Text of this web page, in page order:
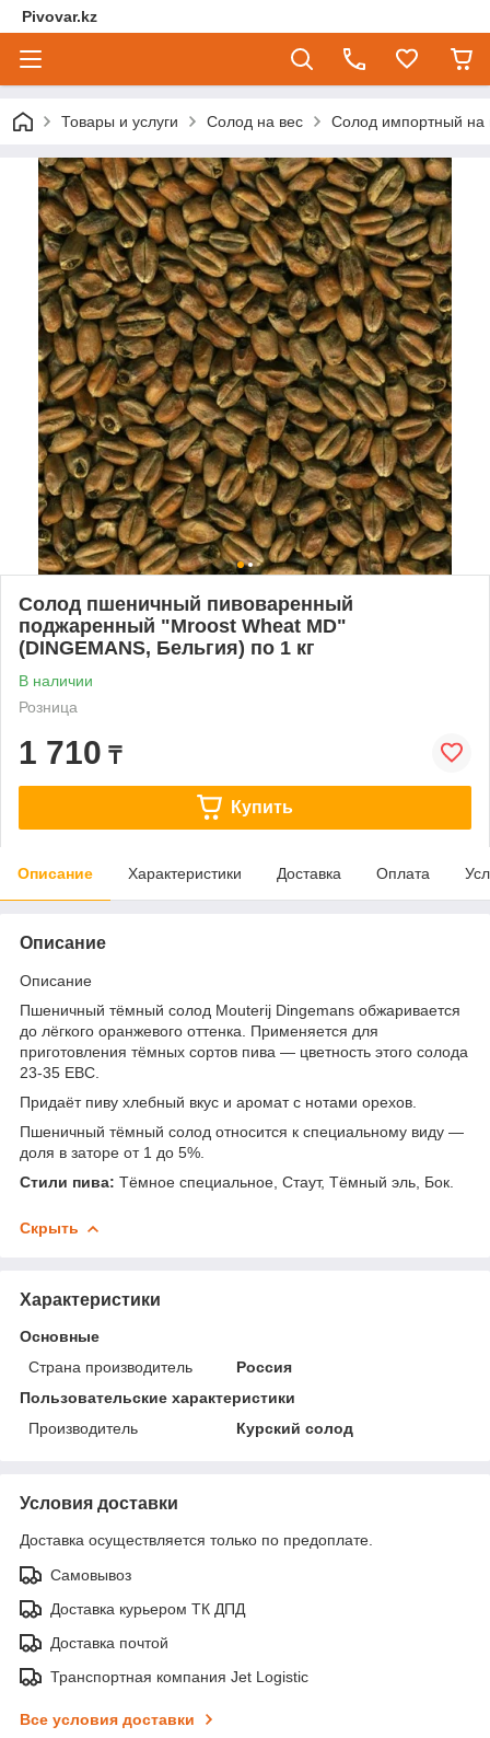
Pivovar.kz
Товары и услуги Солод на вес Солод импортный на
Солод пшеничный пивоваренный
поджаренный "Mroost Wheat MD"
(DINGEMANS, Бельгия) по 1 кг
В наличии
Розница
1 710 ₸
Купить
Описание Характеристики Доставка Оплата
Описание
Описание
Пшеничный тёмный солод Mouterij Dingemans обжаривается
до лёгкого оранжевого оттенка. Применяется для
приготовления тёмных сортов пива — цветность этого солода
23-35 EBC.
Придаёт пиву хлебный вкус и аромат с нотами орехов.
Пшеничный тёмный солод относится к специальному виду —
доля в заторе от 1 до 5%.
Стили пива: Тёмное специальное, Стаут, Тёмный эль, Бок.
Скрыть
Характеристики
Основные
Страна производитель
Россия
Пользовательские характеристики
Производитель
Курский солод
Условия доставки
Доставка осуществляется только по предоплате.
Самовывоз
Доставка курьером ТК ДПД
Доставка почтой
Транспортная компания Jet Logistic
Все условия доставки